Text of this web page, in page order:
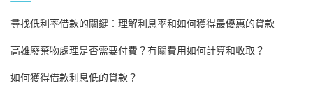
尋找低利率借款的關鍵：理解利息率和如何獲得最優惠的貸款
高雄廢棄物處理是否需要付費？有關費用如何計算和收取？
如何獲得借款利息低的貸款？